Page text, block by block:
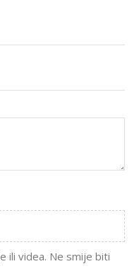
ili videa. Ne smije biti